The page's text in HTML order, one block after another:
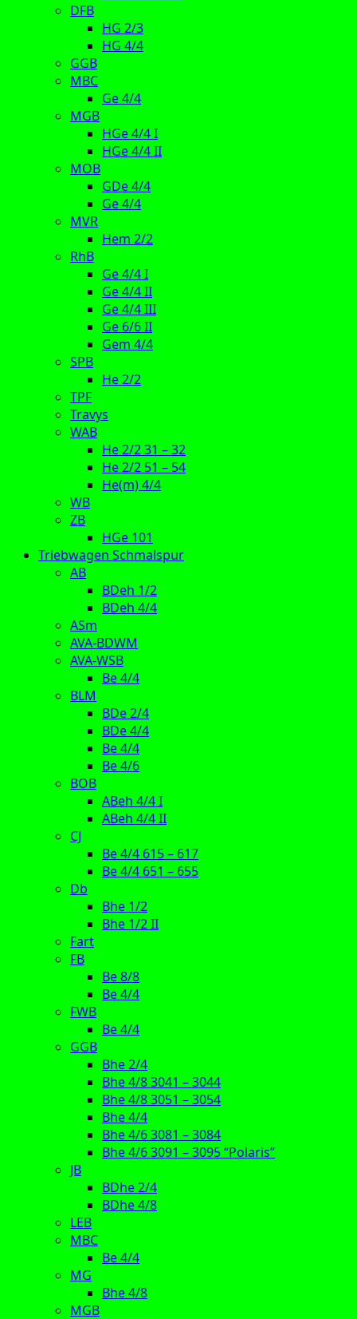
DFB
HG 2/3
HG 4/4
GGB
MBC
Ge 4/4
MGB
HGe 4/4 I
HGe 4/4 II
MOB
GDe 4/4
Ge 4/4
MVR
Hem 2/2
RhB
Ge 4/4 I
Ge 4/4 II
Ge 4/4 III
Ge 6/6 II
Gem 4/4
SPB
He 2/2
TPF
Travys
WAB
He 2/2 31 – 32
He 2/2 51 – 54
He(m) 4/4
WB
ZB
HGe 101
Triebwagen Schmalspur
AB
BDeh 1/2
BDeh 4/4
ASm
AVA-BDWM
AVA-WSB
Be 4/4
BLM
BDe 2/4
BDe 4/4
Be 4/4
Be 4/6
BOB
ABeh 4/4 I
ABeh 4/4 II
CJ
Be 4/4 615 – 617
Be 4/4 651 – 655
Db
Bhe 1/2
Bhe 1/2 II
Fart
FB
Be 8/8
Be 4/4
FWB
Be 4/4
GGB
Bhe 2/4
Bhe 4/8 3041 – 3044
Bhe 4/8 3051 – 3054
Bhe 4/4
Bhe 4/6 3081 – 3084
Bhe 4/6 3091 – 3095 “Polaris”
JB
BDhe 2/4
BDhe 4/8
LEB
MBC
Be 4/4
MG
Bhe 4/8
MGB